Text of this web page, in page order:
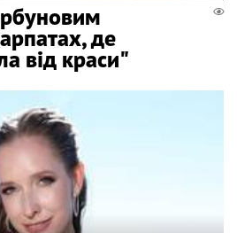
де
від краси"